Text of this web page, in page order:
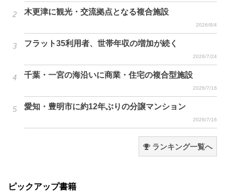
木更津に観光・交流拠点となる複合施設
2026/8/4
フラット35利用者、世帯年収の増加が続く
2026/7/24
千葉・一宮の海沿いに商業・住宅の複合型施設
2026/7/16
愛知・豊明市に約12年ぶりの分譲マンション
2026/7/16
ランキング一覧へ
ピックアップ書籍